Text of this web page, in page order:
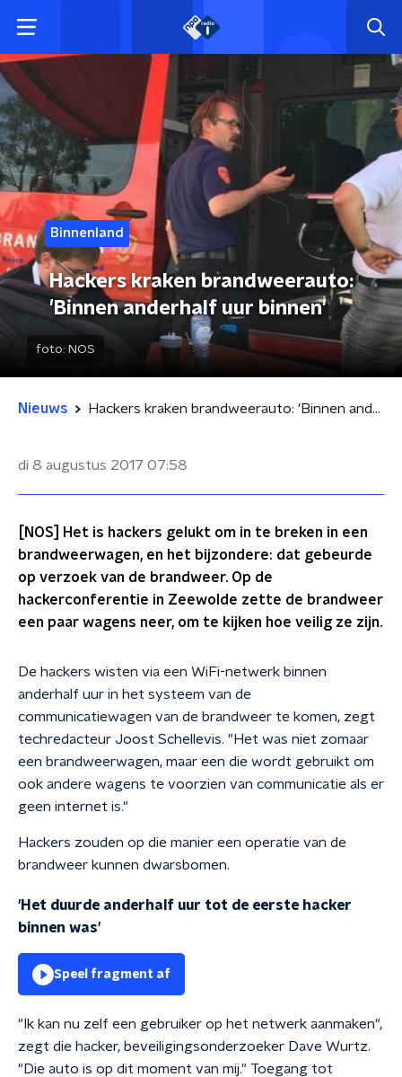
Binnenland
Hackers kraken brandweerauto:
'Binnen anderhalf uur binnen'
foto: NOS
Nieuws Hackers kraken brandweerauto: 'Binnen anderhalf uur binnen'
di 8 augustus 2017 07:58
[NOS] Het is hackers gelukt om in te breken in een
brandweerwagen, en het bijzondere: dat gebeurde
op verzoek van de brandweer. Op de
hackerconferentie in Zeewolde zette de brandweer
een paar wagens neer, om te kijken hoe veilig ze zijn.
De hackers wisten via een WiFi-netwerk binnen
anderhalf uur in het systeem van de
communicatiewagen van de brandweer te komen, zegt
techredacteur Joost Schellevis. "Het was niet zomaar
een brandweerwagen, maar een die wordt gebruikt om
ook andere wagens te voorzien van communicatie als er
geen internet is."
Hackers zouden op die manier een operatie van de
brandweer kunnen dwarsbomen.
'Het duurde anderhalf uur tot de eerste hacker
binnen was'
Speel fragment af
"Ik kan nu zelf een gebruiker op het netwerk aanmaken",
zegt die hacker, beveiligingsonderzoeker Dave Wurtz.
"Die auto is op dit moment van mij." Toegang tot